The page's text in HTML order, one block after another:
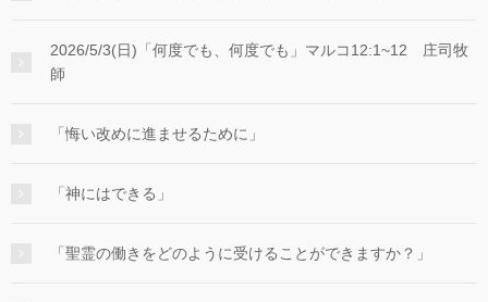
2026/5/3(日)「何度でも、何度でも」マルコ12:1~12 庄司牧
師
「悔い改めに進ませるために」
「神にはできる」
「聖霊の働きをどのように受けることができますか？」